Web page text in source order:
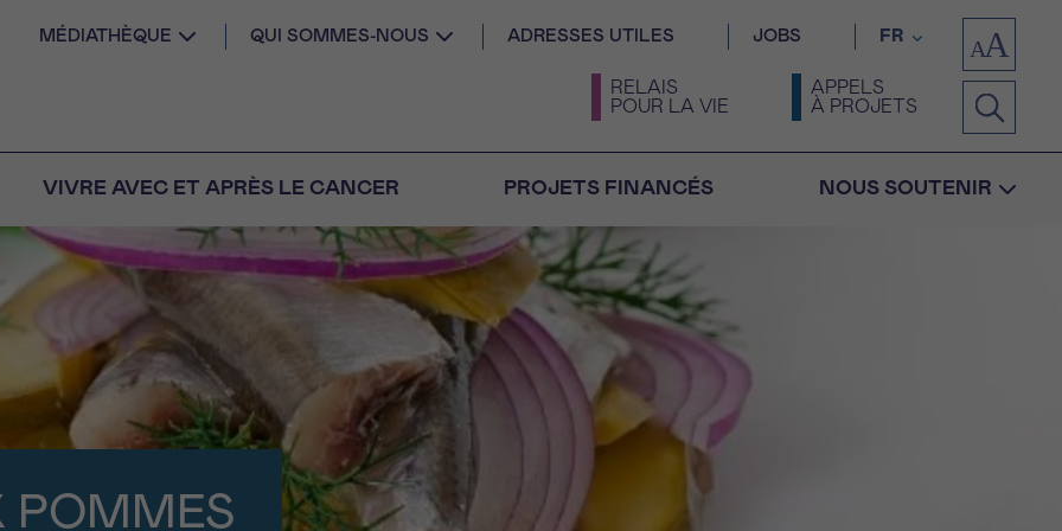
MÉDIATHÈQUE QUI SOMMES-NOUS ADRESSES UTILES JOBS FR
RELAIS
POUR LA VIE
APPELS
À PROJETS
VIVRE AVEC ET APRÈS LE CANCER PROJETS FINANCÉS NOUS SOUTENIR
POMMES
VOUS
SEUL
sur le cancer
Question Coordonnées
DU RENDEZ-VOUS